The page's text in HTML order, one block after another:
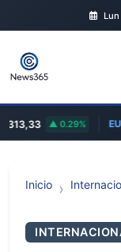
0.29% EUR/
Inicio